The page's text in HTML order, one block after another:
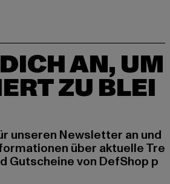
AN, UM
ZU BLEI
unseren Newsletter an und
über aktuelle Tre
Gutscheine von DefShop p